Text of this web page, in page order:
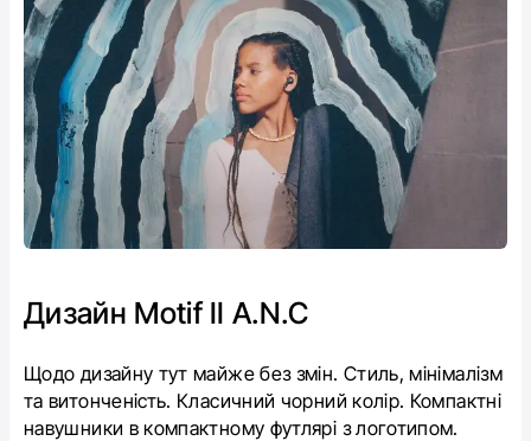
Дизайн Motif II A.N.C
Щодо дизайну тут майже без змін. Стиль, мінімалізм
та витонченість. Класичний чорний колір. Компактні
навушники в компактному футлярі з логотипом.